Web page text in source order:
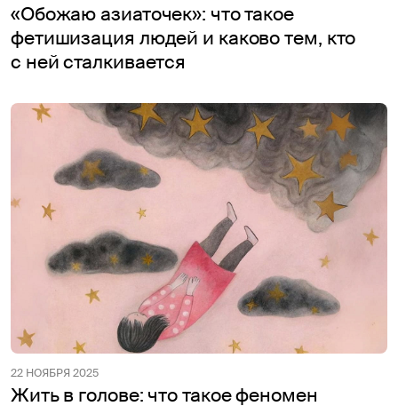
«Обожаю азиаточек»: что такое
фетишизация людей и каково тем, кто
с ней сталкивается
22 НОЯБРЯ 2025
Жить в голове: что такое феномен